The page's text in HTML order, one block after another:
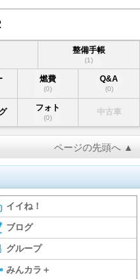
整備手帳
(1)
燃費
(0)
Q&A
(0)
フォト
(0)
中古車
ページの先頭へ ▲
イイね！
ブログ
グループ
みんカラ＋